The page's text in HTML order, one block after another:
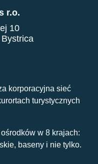
r.o.
10
korporacyjna sieć
turystycznych
w 8 krajach:
baseny i nie tylko.